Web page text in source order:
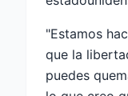
"Estamos
que la
puedes